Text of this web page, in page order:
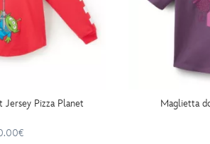
Jersey Pizza Planet Maglietta